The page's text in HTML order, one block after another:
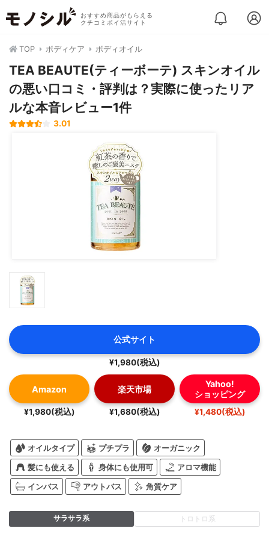
おすすめ商品がもらえる
クチコミポイ活サイト
TOP ボディケア ボディオイル
TEA BEAUTE(ティーボーテ) スキンオイル
の悪い口コミ・評判は？実際に使ったリア
ルな本音レビュー1件
3.01
公式サイト
¥1,980(税込)
Amazon
¥1,980(税込)
楽天市場
¥1,680(税込)
Yahoo!
ショッピング
¥1,480(税込)
オイルタイプ プチプラ オーガニック
髪にも使える 身体にも使用可 アロマ機能
インバス アウトバス 角質ケア
サラサラ系 トロトロ系